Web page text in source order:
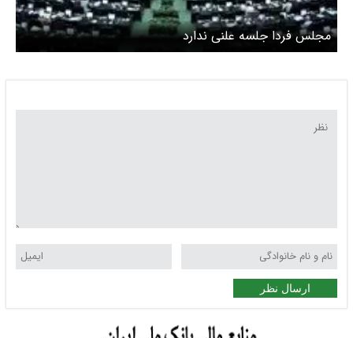
مجلس فردا جلسه علنی ندارد
ارسال نظر